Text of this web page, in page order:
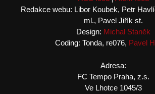
Redakce webu: Libor Koubek, Petr
ml., Pavel Jiřík st.
Design: Michal Staněk
Coding: Tonda, re076, Pavel
Adresa:
FC Tempo Praha, z.s.
Ve Lhotce 1045/3